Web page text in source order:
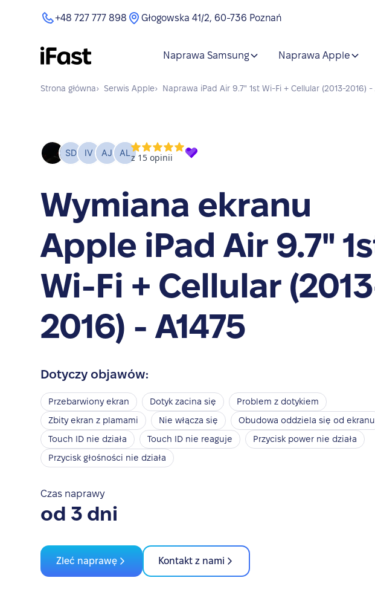
+48 727 777 898 Głogowska 41/2, 60-736 Poznań
Naprawa Samsung Naprawa Apple
Strona główna› Serwis Apple› Naprawa iPad Air 9.7" 1st Wi-Fi + Cellular (2013-2016) -
Wymiana ekranu
Apple iPad Air 9.7"
Wi-Fi + Cellular
2016) - A1475
Dotyczy objawów:
Przebarwiony ekran Dotyk zacina się
Problem z dotykiem
Zbity ekran z plamami
Nie włącza się
Obudowa oddziela się od ekranu
Touch ID nie działa
Touch ID nie reaguje
Przycisk power nie działa
Przycisk głośności nie działa
Czas naprawy
od 3 dni
Zleć naprawę Kontakt z nami